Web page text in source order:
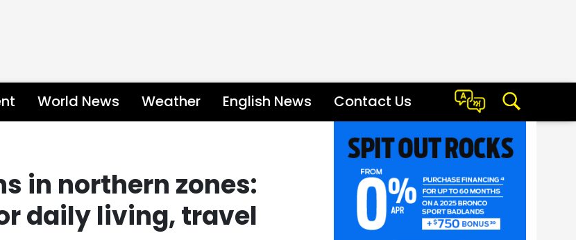
World News Weather English News Contact Us
in northern zones:
daily living, travel